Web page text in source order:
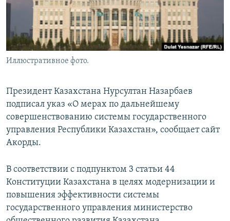
Иллюстративное фото.
Президент Казахстана Нурсултан Назарбаев
подписал указ «О мерах по дальнейшему
совершенствованию системы государственного
управления Республики Казахстан», сообщает сайт
Акорды.
В соответствии с подпунктом 3 статьи 44
Конституции Казахстана в целях модернизации и
повышения эффективности системы
государственного управления министерство